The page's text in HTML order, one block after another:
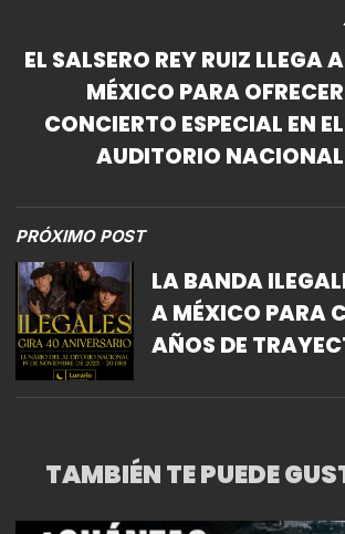
EL SALSERO REY RUIZ LLEGA A
MÉXICO PARA OFRECER
CONCIERTO ESPECIAL EN EL
AUDITORIO NACIONAL
PRÓXIMO POST
LA BANDA
A MÉXICO PARA CELEBRAR 40
AÑOS DE
TAMBIÉN TE PUEDE